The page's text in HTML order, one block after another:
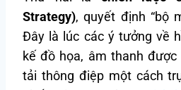
Strategy), quyết định “bộ
Đây là lúc các ý tưởng về
kế đồ họa, âm thanh
tải thông điệp một cách